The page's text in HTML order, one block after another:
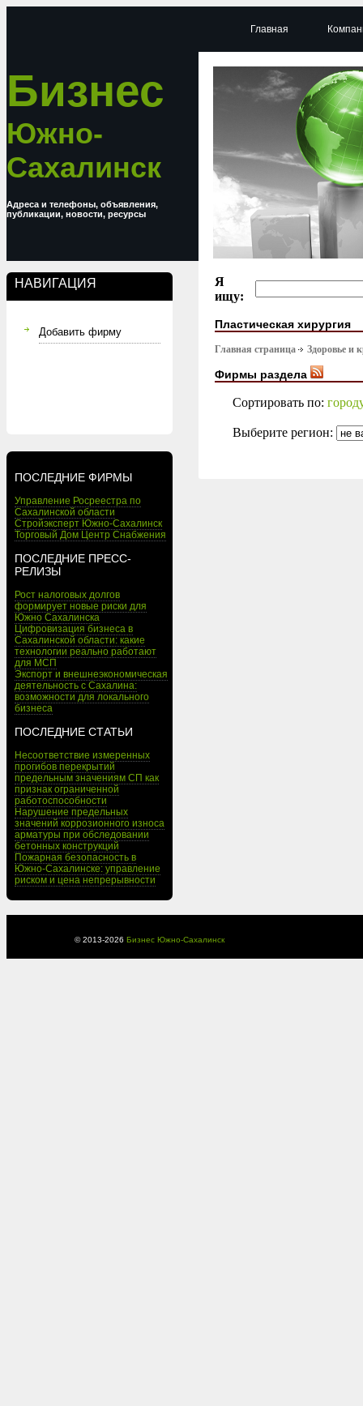
Бизнес
Южно-
Сахалинск
Адреса и телефоны, объявления,
публикации, новости, ресурсы
НАВИГАЦИЯ
Добавить фирму
ПОСЛЕДНИЕ ФИРМЫ
Управление Росреестра по
Сахалинской области
Стройэксперт Южно-Сахалинск
Торговый Дом Центр Снабжения
ПОСЛЕДНИЕ ПРЕСС-
РЕЛИЗЫ
Рост налоговых долгов
формирует новые риски для
Южно Сахалинска
Цифровизация бизнеса в
Сахалинской области: какие
технологии реально работают
для МСП
Экспорт и внешнеэкономическая
деятельность с Сахалина:
возможности для локального
бизнеса
ПОСЛЕДНИЕ СТАТЬИ
Несоответствие измеренных
прогибов перекрытий
предельным значениям СП как
признак ограниченной
работоспособности
Нарушение предельных
значений коррозионного износа
арматуры при обследовании
бетонных конструкций
Пожарная безопасность в
Южно-Сахалинске: управление
риском и цена непрерывности
Главная
Я
ищу:
Пластическая хирургия
Главная страница Здоровье и
Фирмы раздела
Сортировать по:
Выберите регион:
© 2013-2026 Бизнес Южно-Сахалинск